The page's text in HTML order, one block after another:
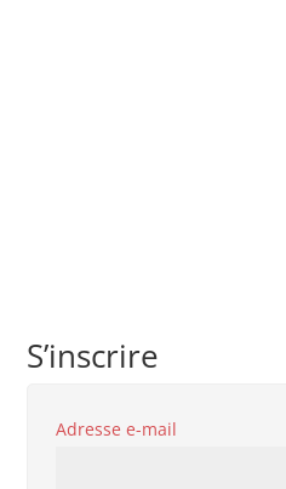
S’inscrire
Adresse e-mail